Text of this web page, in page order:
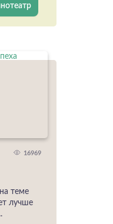
16969
теме
лучше